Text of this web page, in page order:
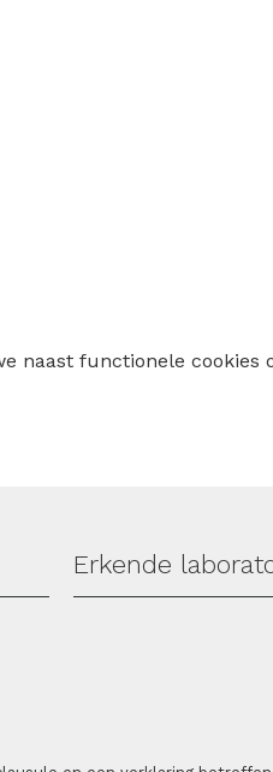
naast functionele
Erkende